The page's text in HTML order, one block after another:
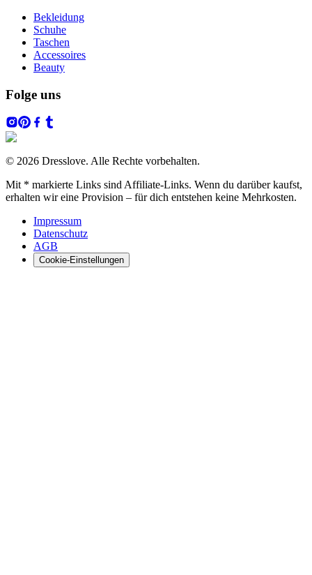
Bekleidung
Schuhe
Taschen
Accessoires
Beauty
Folge uns
© 2026 Dresslove. Alle Rechte vorbehalten.
Mit * markierte Links sind Affiliate-Links. Wenn du darüber kaufst,
erhalten wir eine Provision – für dich entstehen keine Mehrkosten.
Impressum
Datenschutz
AGB
Cookie-Einstellungen